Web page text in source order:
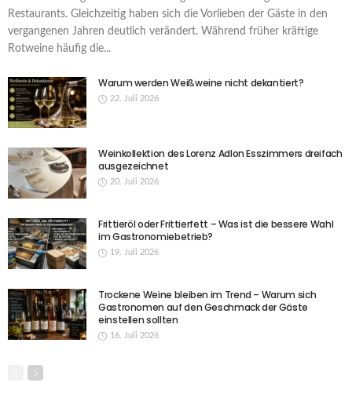
Restaurants. Gleichzeitig haben sich die Vorlieben der Gäste in den
vergangenen Jahren deutlich verändert. Während früher kräftige
Rotweine häufig die...
Warum werden Weißweine nicht dekantiert?
22. Juli 2026
Weinkollektion des Lorenz Adlon Esszimmers dreifach
ausgezeichnet
20. Juli 2026
Frittieröl oder Frittierfett – Was ist die bessere Wahl
im Gastronomiebetrieb?
19. Juli 2026
Trockene Weine bleiben im Trend – Warum sich
Gastronomen auf den Geschmack der Gäste
einstellen sollten
16. Juli 2026